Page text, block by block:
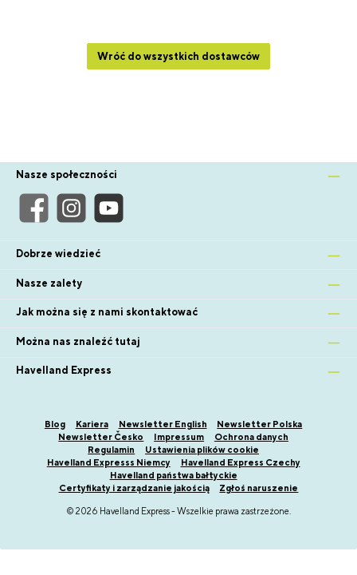
Wróć do wszystkich dostawców
Nasze społeczności
Dobrze wiedzieć
Nasze zalety
Jak można się z nami skontaktować
Można nas znaleźć tutaj
Havelland Express
Blog Kariera Newsletter English
Newsletter Polska
Newsletter Česko
Impressum
Ochrona danych
Regulamin
Ustawienia plików cookie
Havelland Expresss Niemcy
Havelland Express Czechy
Havelland państwa bałtyckie
Certyfikaty i zarządzanie jakością
Zgłoś naruszenie
© 2026 Havelland Express - Wszelkie prawa zastrzeżone.